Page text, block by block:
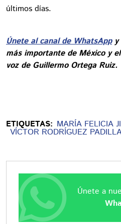
últimos días.
Únete al canal de WhatsAppy
más importante de México y
voz de Guillermo Ortega Ruiz.
ETIQUETAS: MARÍA FELICIA
VÍCTOR RODRÍGUEZ
Únete a